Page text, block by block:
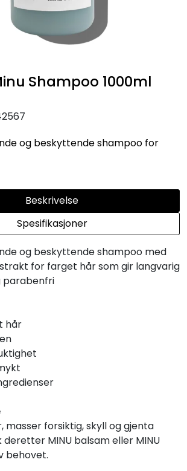
Shampoo 1000ml
og beskyttende shampoo for
Beskrivelse
Spesifikasjoner
og beskyttende shampoo med
for farget hår som gir langvarig
parabenfri
hår
masser forsiktig, skyll og gjenta
deretter MINU balsam eller MINU
behovet.